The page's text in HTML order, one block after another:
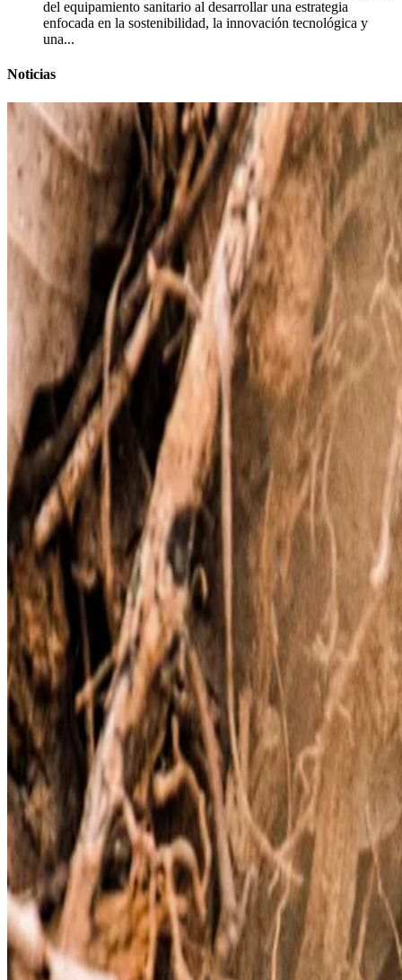
del equipamiento sanitario al desarrollar una estrategia
enfocada en la sostenibilidad, la innovación tecnológica y
una...
Noticias